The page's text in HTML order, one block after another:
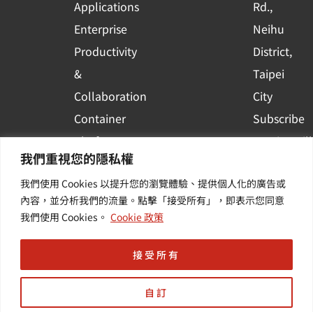
我們重視您的隱私權
我們使用 Cookies 以提升您的瀏覽體驗、提供個人化的廣告或
內容，並分析我們的流量。點擊「接受所有」，即表示您同意
我們使用 Cookies。 Cookie 政策
自訂
接受所有
Applications
Enterprise
Productivity
&
Collaboration
Container
Platform
Applications
Others /
Value-
e
Rd.,
Neihu
District,
Taipei
City
Subscribe
to WingWill
the latest
event and